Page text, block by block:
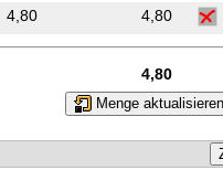
4,80 4,80
4,80
Menge aktualisieren